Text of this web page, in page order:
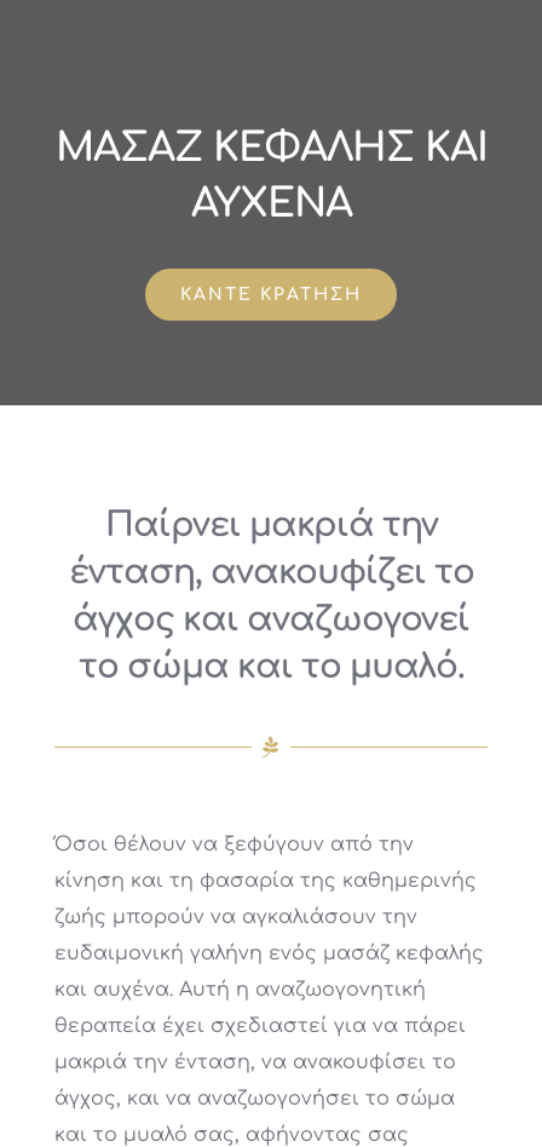
ΜΑΣΑΖ ΚΕΦΑΛΗΣ ΚΑΙ
ΑΥΧΕΝΑ
ΚΑΝΤΕ ΚΡΑΤΗΣΗ
Παίρνει μακριά την
ένταση, ανακουφίζει το
άγχος και αναζωογονεί
το σώμα και το μυαλό.
Όσοι θέλουν να ξεφύγουν από την
κίνηση και τη φασαρία της καθημερινής
ζωής μπορούν να αγκαλιάσουν την
ευδαιμονική γαλήνη ενός μασάζ κεφαλής
και αυχένα. Αυτή η αναζωογονητική
θεραπεία έχει σχεδιαστεί για να πάρει
μακριά την ένταση, να ανακουφίσει το
άγχος, και να αναζωογονήσει το σώμα
και το μυαλό σας, αφήνοντας σας